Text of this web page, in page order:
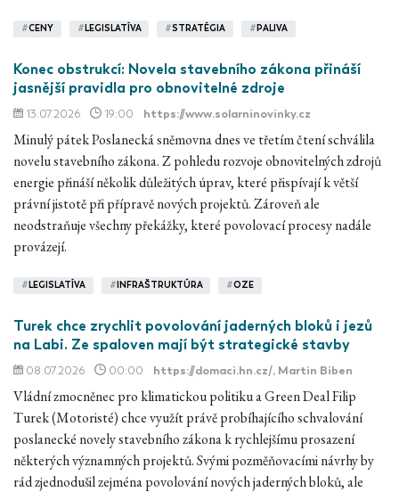
#CENY #LEGISLATÍVA #STRATÉGIA #PALIVA
Konec obstrukcí: Novela stavebního zákona přináší
jasnější pravidla pro obnovitelné zdroje
13.07.2026 19:00 https://www.solarninovinky.cz
Minulý pátek Poslanecká sněmovna dnes ve třetím čtení schválila
novelu stavebního zákona. Z pohledu rozvoje obnovitelných zdrojů
energie přináší několik důležitých úprav, které přispívají k větší
právní jistotě při přípravě nových projektů. Zároveň ale
neodstraňuje všechny překážky, které povolovací procesy nadále
provázejí.
# LEGISLATÍVA # INFRAŠTRUKTÚRA #OZE
Turek chce zrychlit povolování jaderných bloků i jezů
na Labi. Ze spaloven mají být strategické stavby
08.07.2026 00:00 https://domaci.hn.cz/, Martin Biben
Vládní zmocněnec pro klimatickou politiku a Green Deal Filip
Turek (Motoristé) chce využít právě probíhajícího schvalování
poslanecké novely stavebního zákona k rychlejšímu prosazení
některých významných projektů. Svými pozměňovacími návrhy by
rád zjednodušil zejména povolování nových jaderných bloků, ale